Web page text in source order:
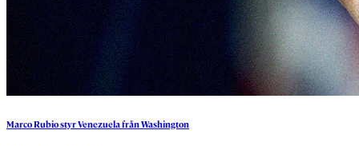
MarcoRubiostyrVenezuelafrånWashington